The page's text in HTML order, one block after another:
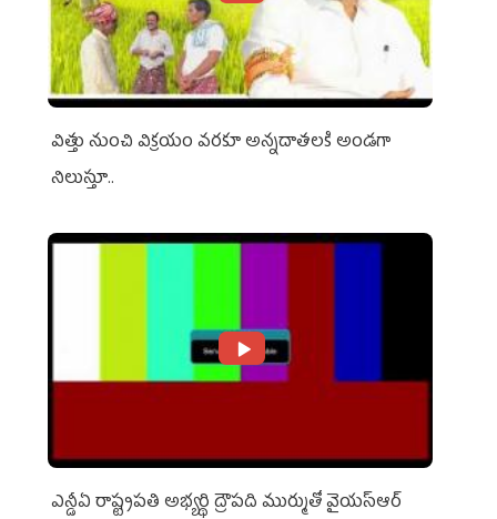
విత్తు నుంచి విక్రయం వరకూ అన్నదాతలకి అండగా
నిలుస్తూ..
ఎన్డీఏ రాష్ట్ర‌ప‌తి అభ్య‌ర్థి ద్రౌప‌ది ముర్ముతో వైయ‌స్ఆర్